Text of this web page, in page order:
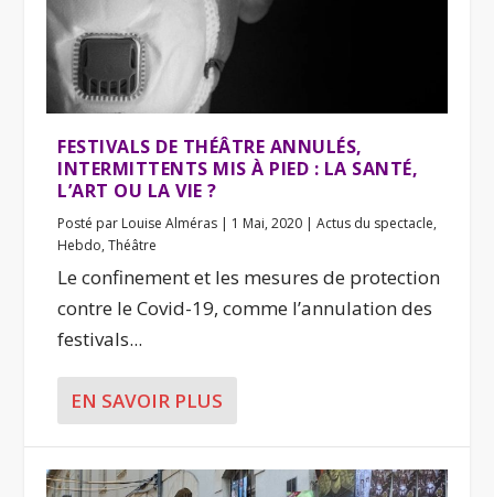
FESTIVALS DE THÉÂTRE ANNULÉS,
INTERMITTENTS MIS À PIED : LA SANTÉ,
L’ART OU LA VIE ?
Posté par Louise Alméras | 1 Mai, 2020 |Actus du spectacle,
Hebdo,Théâtre
Le confinement et les mesures de protection
contre le Covid-19, comme l’annulation des
festivals...
EN SAVOIR PLUS